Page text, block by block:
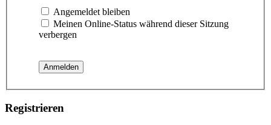
Angemeldet bleiben
Meinen Online-Status während dieser Sitzung
verbergen
Registrieren